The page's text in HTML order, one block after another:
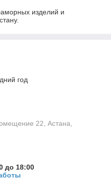
изделий и
год
22, Астана,
до 18:00